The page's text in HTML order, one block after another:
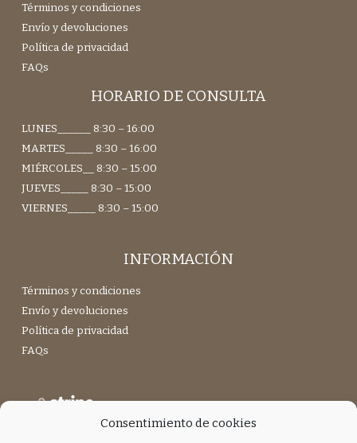
Consentimiento de cookies
Términos y condiciones
Envío y devoluciones
Política de privacidad
FAQs
HORARIO DE CONSULTA
LUNES______ 8:30 – 16:00
MARTES_____ 8:30 – 16:00
MIÉRCOLES__ 8:30 – 15:00
JUEVES_____ 8:30 – 15:00
VIERNES_____ 8:30 – 15:00
INFORMACIÓN
Términos y condiciones
Envío y devoluciones
Política de privacidad
FAQs